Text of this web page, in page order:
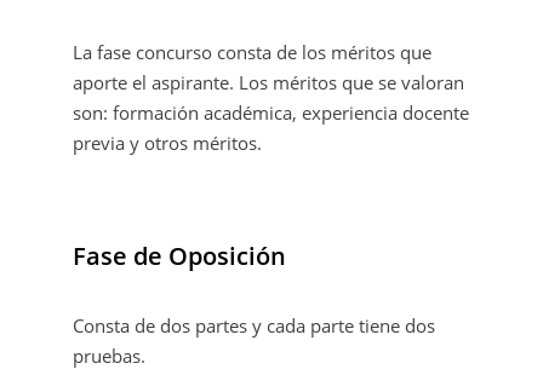
La fase concurso consta de los méritos que
aporte el aspirante. Los méritos que se valoran
son: formación académica, experiencia docente
previa y otros méritos.
Fase de Oposición
Consta de dos partes y cada parte tiene dos
pruebas.